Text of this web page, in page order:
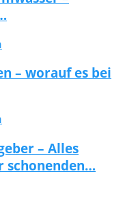
– worauf es bei
– Alles
schonenden…